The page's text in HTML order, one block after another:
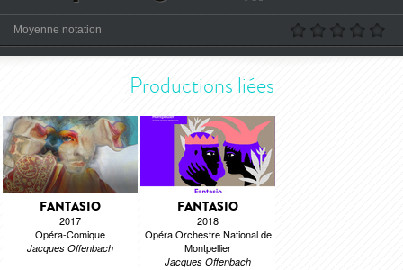
Moyenne notation
Productions liées
FANTASIO
2017
Opéra-Comique
Jacques Offenbach
FANTASIO
2018
Opéra Orchestre National de
Montpellier
Jacques Offenbach